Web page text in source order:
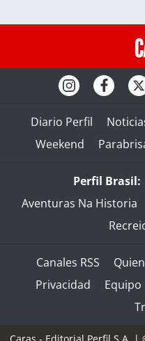
Diario Perfil
Weekend
Perfil Brasil:
Aventuras Na Historia
Canales RSS
Privacidad
Equipo
Caras - Editorial Perfil S.A. |